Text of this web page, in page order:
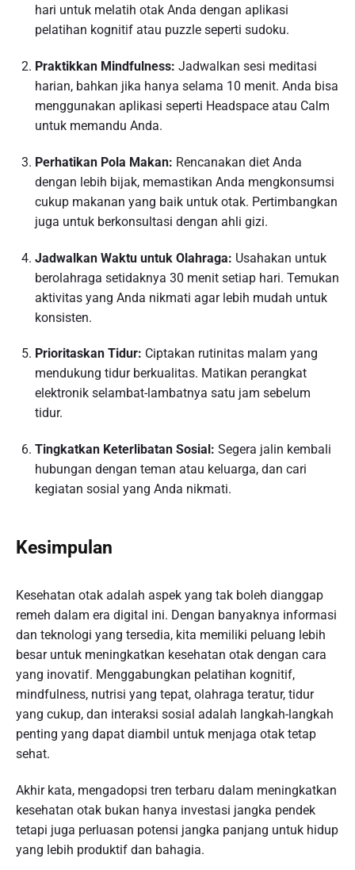
hari untuk melatih otak Anda dengan aplikasi
pelatihan kognitif atau puzzle seperti sudoku.
Praktikkan Mindfulness: Jadwalkan sesi meditasi
harian, bahkan jika hanya selama 10 menit. Anda bisa
menggunakan aplikasi seperti Headspace atau Calm
untuk memandu Anda.
Perhatikan Pola Makan: Rencanakan diet Anda
dengan lebih bijak, memastikan Anda mengkonsumsi
cukup makanan yang baik untuk otak. Pertimbangkan
juga untuk berkonsultasi dengan ahli gizi.
Jadwalkan Waktu untuk Olahraga: Usahakan untuk
berolahraga setidaknya 30 menit setiap hari. Temukan
aktivitas yang Anda nikmati agar lebih mudah untuk
konsisten.
Prioritaskan Tidur: Ciptakan rutinitas malam yang
mendukung tidur berkualitas. Matikan perangkat
elektronik selambat-lambatnya satu jam sebelum
tidur.
Tingkatkan Keterlibatan Sosial: Segera jalin kembali
hubungan dengan teman atau keluarga, dan cari
kegiatan sosial yang Anda nikmati.
Kesimpulan
Kesehatan otak adalah aspek yang tak boleh dianggap
remeh dalam era digital ini. Dengan banyaknya informasi
dan teknologi yang tersedia, kita memiliki peluang lebih
besar untuk meningkatkan kesehatan otak dengan cara
yang inovatif. Menggabungkan pelatihan kognitif,
mindfulness, nutrisi yang tepat, olahraga teratur, tidur
yang cukup, dan interaksi sosial adalah langkah-langkah
penting yang dapat diambil untuk menjaga otak tetap
sehat.
Akhir kata, mengadopsi tren terbaru dalam meningkatkan
kesehatan otak bukan hanya investasi jangka pendek
tetapi juga perluasan potensi jangka panjang untuk hidup
yang lebih produktif dan bahagia.